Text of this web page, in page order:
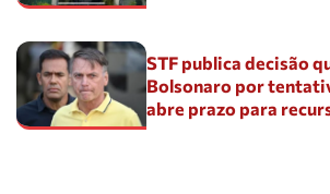
STF publica decisão
Bolsonaro por
abre prazo para